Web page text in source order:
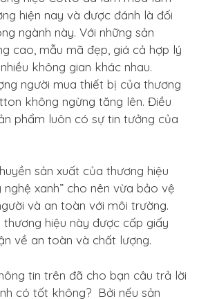
hiện nay và được đánh là đối
ngành này. Với những sản
cao, mẫu mã đẹp, giá cả hợp lý
không gian khác nhau.
người mua thiết bị của thương
không ngừng tăng lên. Điều
phẩm luôn có sự tin tưởng của
sản xuất của thương hiệu
nghệ xanh” cho nên vừa bảo vệ
và an toàn với môi trường.
hiệu này được cấp giấy
về an toàn và chất lượng.
tin trên đã cho bạn câu trả lời
có tốt không? Bởi nếu sản